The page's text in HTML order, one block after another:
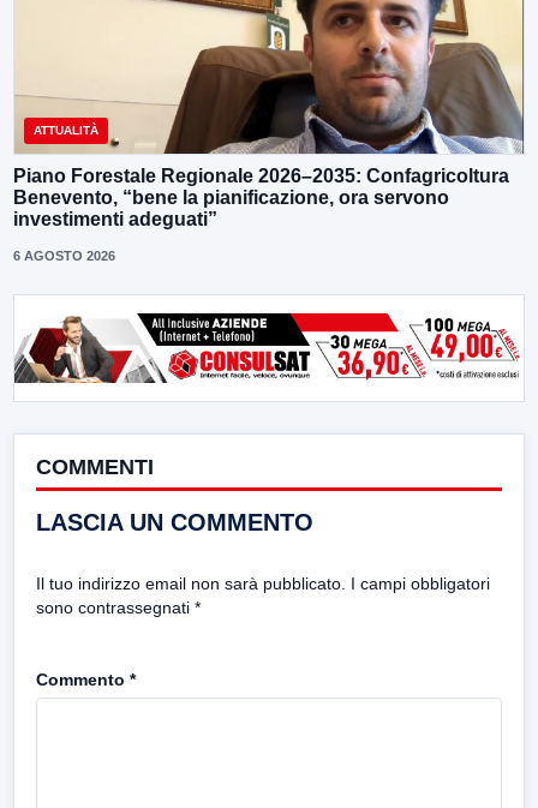
ATTUALITÀ
Piano Forestale Regionale 2026–2035: Confagricoltura
Benevento, “bene la pianificazione, ora servono
investimenti adeguati”
6 AGOSTO 2026
COMMENTI
LASCIA UN COMMENTO
Il tuo indirizzo email non sarà pubblicato. I campi obbligatori
sono contrassegnati *
Commento *